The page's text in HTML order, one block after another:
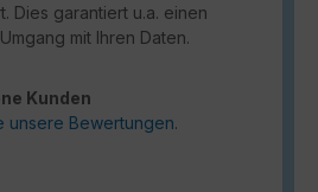
Dies garantiert u.a. einen
mit Ihren Daten.
Kunden
unsere Bewertungen.